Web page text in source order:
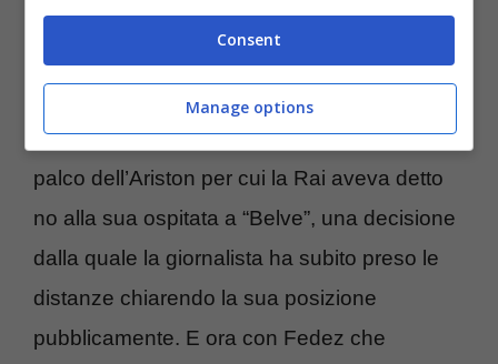
l’imposizione di paletti da parte di viale
Mazzini.
scorso anno c’è stata la querelle con Fedez,
all’indomani di quello che era successo sul
palco dell’Ariston per cui la Rai aveva detto
no alla sua ospitata a “Belve”, una decisione
dalla quale la giornalista ha subito preso le
distanze chiarendo la sua posizione
pubblicamente. E ora con Fedez che
Consent
Manage options